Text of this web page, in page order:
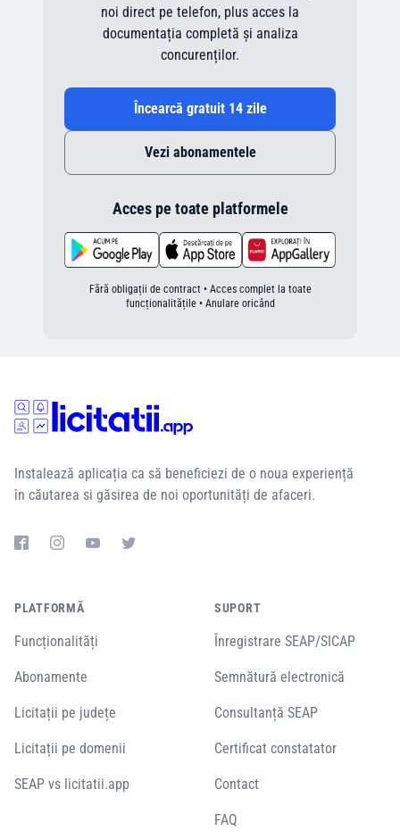
noi direct pe telefon, plus acces la
documentația completă și analiza
concurenților.
Încearcă gratuit 14 zile
Vezi abonamentele
Acces pe toate platformele
Fără obligații de contract • Acces complet la toate
funcționalitățile • Anulare oricând
Instalează aplicația ca să beneficiezi de o noua experiență
în căutarea si găsirea de noi oportunități de afaceri.
PLATFORMĂ
Funcționalități
Abonamente
Licitații pe județe
Licitații pe domenii
SEAP vs licitatii.app
SUPORT
Înregistrare SEAP/SICAP
Semnătură electronică
Consultanță SEAP
Certificat constatator
Contact
FAQ